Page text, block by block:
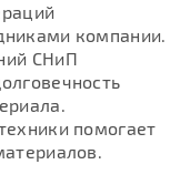
компании.
СНиП
помогает